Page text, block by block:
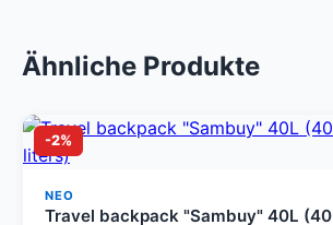
Ähnliche Produkte
-2%
NEO
Travel backpack "Sambuy" 40L (40